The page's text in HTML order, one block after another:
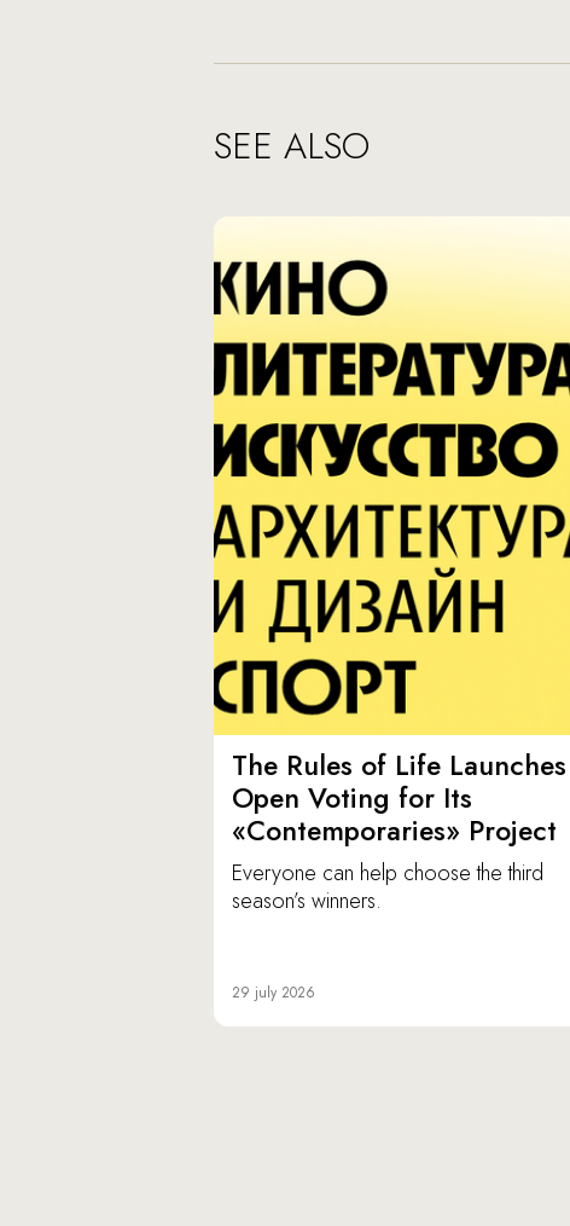
SEE ALSO
The Rules of Life Launches
Open Voting for Its
«Contemporaries» Project
Everyone can help choose the third
season’s winners.
29 july 2026